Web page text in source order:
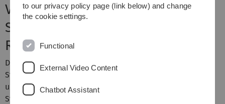
Versuch 8 - Ionisierende
Strahlung und
Röntgendiagnostik
Durch medizinische Anwendungen wird die jährliche
Strahlenexposition in etwa verdoppelt. Daher ist es
unerlässlich, dass vertiefte Kenntnisse zu ionisierenden
Strahlungen vorhanden sind.
to our privacy policy page (link below) and change
the cookie settings.
Functional
External Video Content
Chatbot Assistant